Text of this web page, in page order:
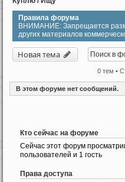
Правила форума
ВНИМАНИЕ: Запрещается
других материалов
Новая тема
0 тем •
В этом форуме нет сообщений.
Кто сейчас на форуме
Сейчас этот форум
пользователей и 1 гость
Права доступа